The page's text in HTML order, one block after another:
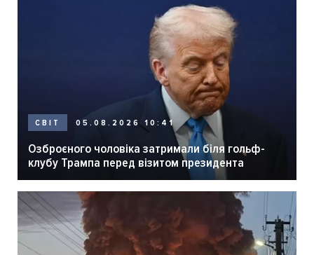
СВІТ 05.08.2026 10:41
Озброєного чоловіка затримали біля гольф-
клубу Трампа перед візитом президента